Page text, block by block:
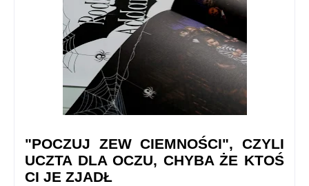
"POCZUJ ZEW CIEMNOŚCI", CZYLI
UCZTA DLA OCZU, CHYBA ŻE KTOŚ
CI JE ZJADŁ